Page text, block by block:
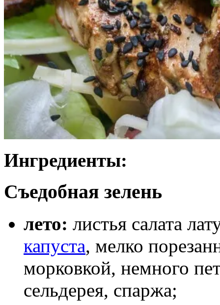
Ингредиенты:
Съедобная зелень
лето: листья салата
капуста, мелко
морковкой, немного
сельдерея, спаржа;